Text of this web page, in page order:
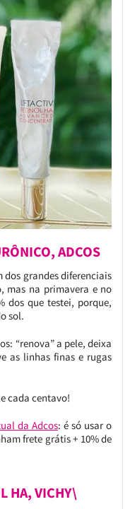
ADCOS
dos grandes diferenciais
mas na primavera e no
dos que testei, porque,
sol.
“renova” a pele, deixa
as linhas finas e rugas
cada centavo!
da Adcos: é só usar o
frete grátis + 10% de
HA, VICHY\